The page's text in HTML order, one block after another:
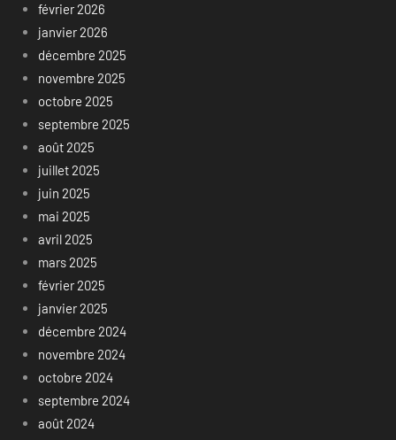
février 2026
janvier 2026
décembre 2025
novembre 2025
octobre 2025
septembre 2025
août 2025
juillet 2025
juin 2025
mai 2025
avril 2025
mars 2025
février 2025
janvier 2025
décembre 2024
novembre 2024
octobre 2024
septembre 2024
août 2024